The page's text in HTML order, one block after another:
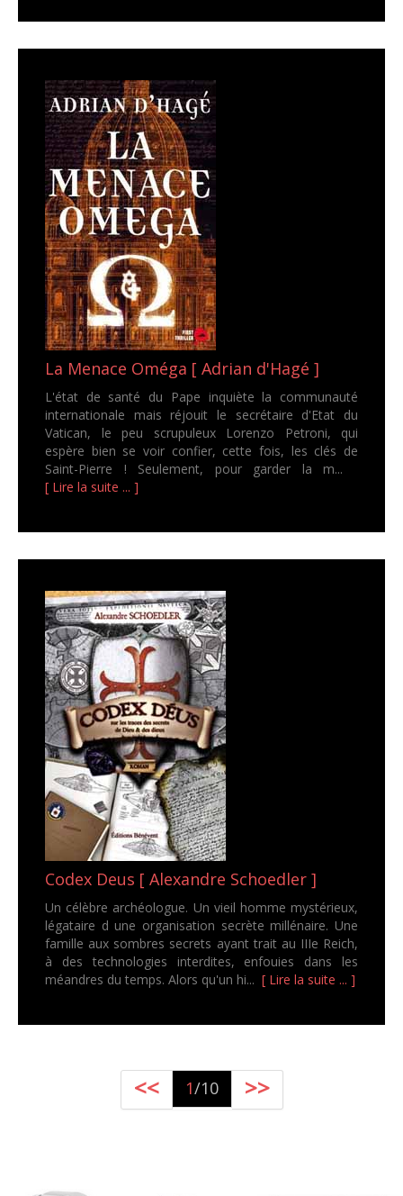
La Menace Oméga [ Adrian d'Hagé ]
L'état de santé du Pape inquiète la communauté
internationale mais réjouit le secrétaire d'Etat du
Vatican, le peu scrupuleux Lorenzo Petroni, qui
espère bien se voir confier, cette fois, les clés de
Saint-Pierre ! Seulement, pour garder la m...
[ Lire la suite ... ]
Codex Deus [ Alexandre Schoedler ]
Un célèbre archéologue. Un vieil homme mystérieux,
légataire d une organisation secrète millénaire. Une
famille aux sombres secrets ayant trait au IIIe Reich,
à des technologies interdites, enfouies dans les
méandres du temps. Alors qu'un hi... [ Lire la suite ... ]
<< 1/10 >>